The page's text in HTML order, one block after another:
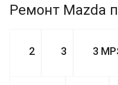
Ремонт Mazda
2 3 3